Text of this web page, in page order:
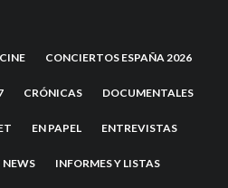
CINE CONCIERTOS ESPAÑA 2026
CRÓNICAS DOCUMENTALES
EN PAPEL ENTREVISTAS
INFORMES Y LISTAS